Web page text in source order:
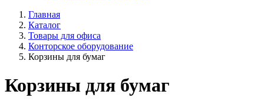
Главная
Каталог
Товары для офиса
Конторское оборудование
Корзины для бумаг
Корзины для бумаг